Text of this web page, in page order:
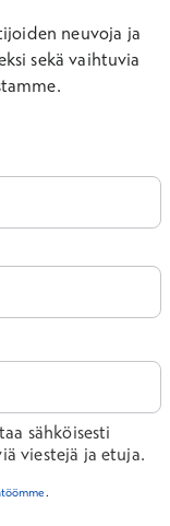
neuvoja ja
sekä vaihtuvia
sähköisesti
viestejä ja etuja.
.